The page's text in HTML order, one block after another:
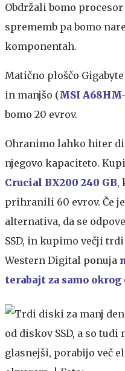
Obdržali bomo
sprememb pa bomo
komponentah.
Matično ploščo
in manjšo (MSI A68HM-
bomo 20 evrov.
Ohranimo lahko hiter
njegovo kapaciteto.
Crucial BX200 240 GB,
prihranili 60 evrov. Če
alternativa, da se
SSD, in kupimo večji
Western Digital ponuja
terabajt za samo okrog